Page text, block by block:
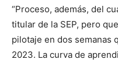
“Proceso, además, del
titular de la SEP, pero
pilotaje en dos semanas
2023. La curva de